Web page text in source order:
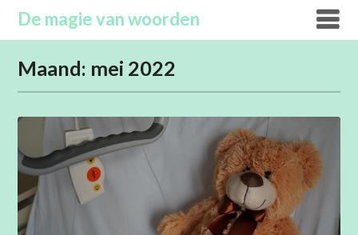
Overslaan
naar
De magie van woorden
Maand: mei 2022